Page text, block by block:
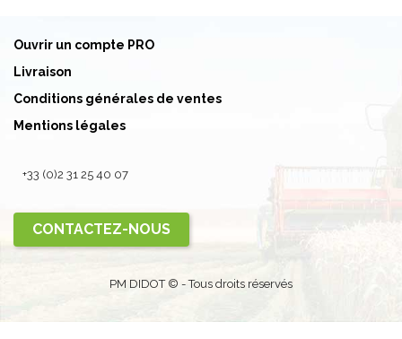
Ouvrir un compte PRO
Livraison
Conditions générales de ventes
Mentions légales
+33 (0)2 31 25 40 07
CONTACTEZ-NOUS
PM DIDOT © - Tous droits réservés